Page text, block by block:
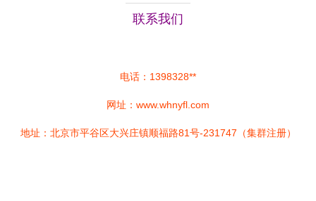
联系我们
电话：1398328**
网址： www.whnyfl.com
地址：北京市平谷区大兴庄镇顺福路81号-231747（集群注册）